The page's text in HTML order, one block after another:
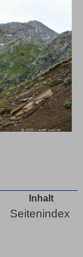
Inhalt
Seitenindex